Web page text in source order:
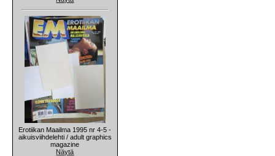
Erotiikan Maailma 1995 nr 4-5 -
aikuisviihdelehti / adult graphics
magazine
Näytä